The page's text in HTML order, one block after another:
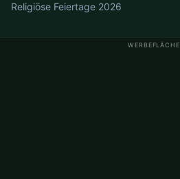
WERBEFLÄCHE
Religiöse Feiertage 2026
Gebetszeiten Deutschland